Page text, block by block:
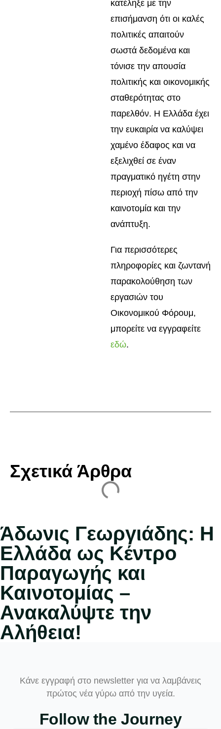
κατέληξε με την
επισήμανση ότι οι καλές
πολιτικές απαιτούν
σωστά δεδομένα και
τόνισε την απουσία
πολιτικής και οικονομικής
σταθερότητας στο
παρελθόν. Η Ελλάδα έχει
την ευκαιρία να καλύψει
χαμένο έδαφος και να
εξελιχθεί σε έναν
πραγματικό ηγέτη στην
περιοχή πίσω από την
καινοτομία και την
ανάπτυξη.
Για περισσότερες
πληροφορίες και ζωντανή
παρακολούθηση των
εργασιών του
Οικονομικού Φόρουμ,
μπορείτε να εγγραφείτε
εδώ.
Σχετικά Άρθρα
Άδωνις Γεωργιάδης: Η
Ελλάδα ως Κέντρο
Παραγωγής και
Καινοτομίας –
Ανακαλύψτε την
Αλήθεια!
Κάνε εγγραφή στο newsletter για να λαμβάνεις
πρώτος νέα γύρω από την υγεία.
Follow the Journey